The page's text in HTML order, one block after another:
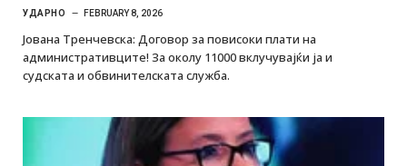
УДАРНО FEBRUARY 8, 2026
Јована Тренчевска: Договор за повисоки плати на
административците! За околу 11000 вклучувајќи ја и
судската и обвинителската служба.